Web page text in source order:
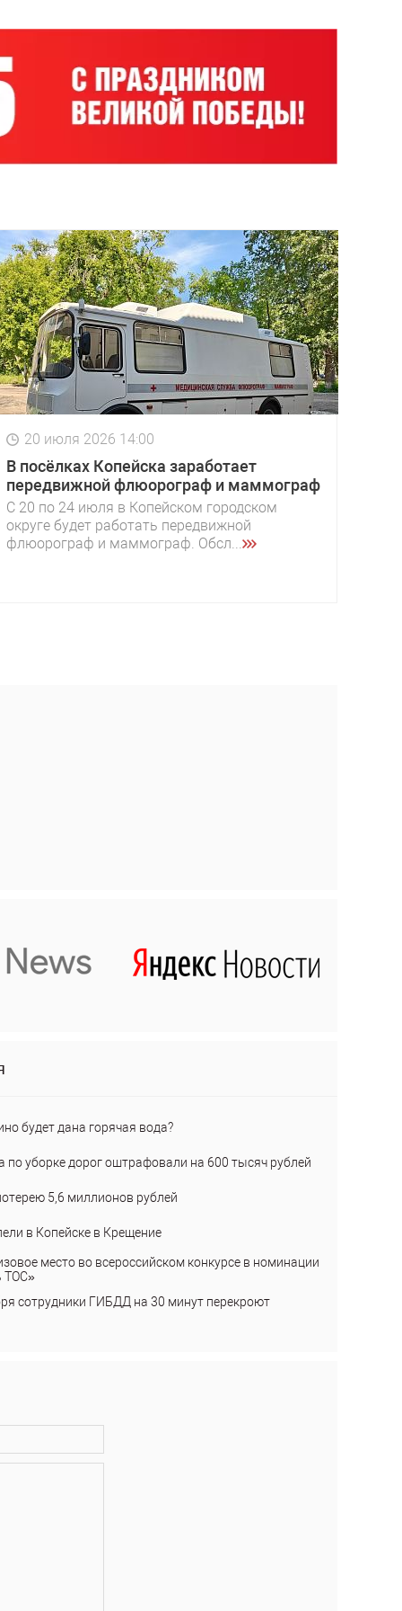
20 июля 2026 14:00
В посёлках Копейска заработает
передвижной флюорограф и маммограф
С 20 по 24 июля в Копейском городском
округе будет работать передвижной
флюорограф и маммограф. Обсл...
будет дана горячая вода?
по уборке дорог оштрафовали на 600 тысяч рублей
5,6 миллионов рублей
в Копейске в Крещение
место во всероссийском конкурсе в номинации
ТОС»
сотрудники ГИБДД на 30 минут перекроют